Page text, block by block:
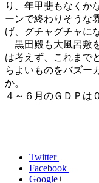
り、年甲斐もなくか
ーンで終わりそうな
げ、グチャグチャに
黒田殿も大風呂敷
は考えず、これまで
らよいものをバズー
か。
４～６月のＧＤＰは
Twitter
Facebook
Google+